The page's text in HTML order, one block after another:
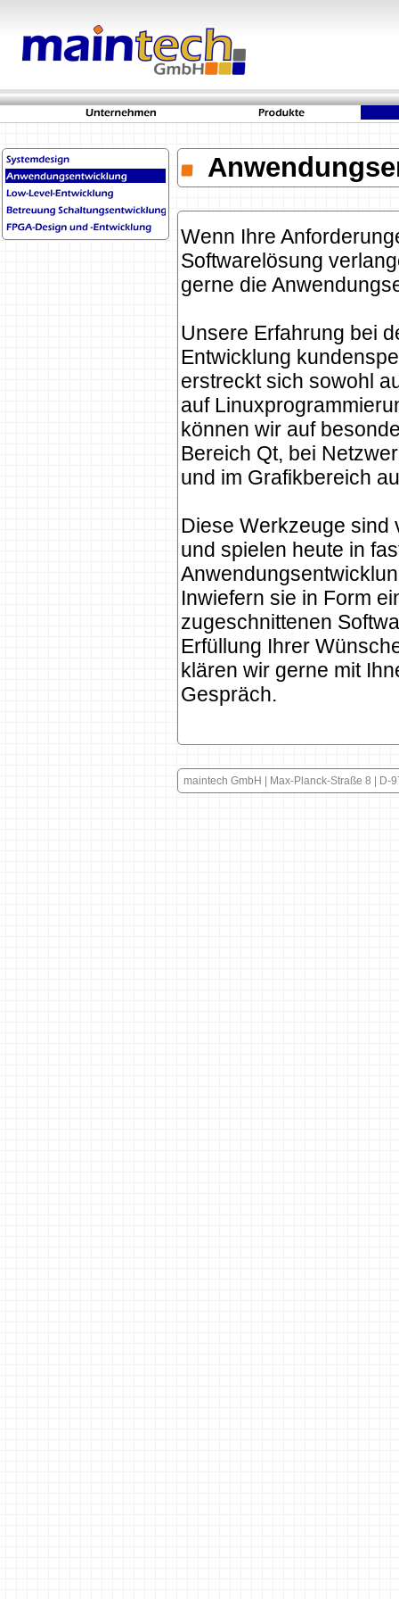
Wenn Ihre
Softwarelösung
gerne die
Unsere Erfahrung bei
Entwicklung
erstreckt sich sowohl
auf
können wir auf
Bereich Qt, bei
und im Grafikbereich
Diese Werkzeuge sind
und spielen heute in
Inwiefern sie in Form
zugeschnittenen
Erfüllung Ihrer
klären wir gerne mit
Gespräch.
maintech GmbH | Max-Planck-Straße 8 |